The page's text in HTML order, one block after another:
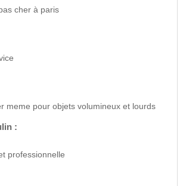
cher à paris
meme pour objets volumineux et lourds
:
professionnelle